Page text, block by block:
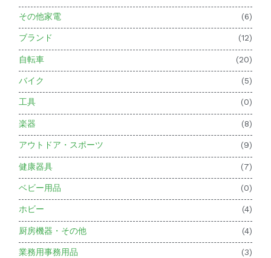
その他家電 (6)
ブランド (12)
自転車 (20)
バイク (5)
工具 (0)
楽器 (8)
アウトドア・スポーツ (9)
健康器具 (7)
ベビー用品 (0)
ホビー (4)
厨房機器・その他 (4)
業務用事務用品 (3)